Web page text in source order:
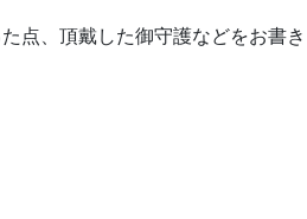
点、頂戴した御守護などをお書き